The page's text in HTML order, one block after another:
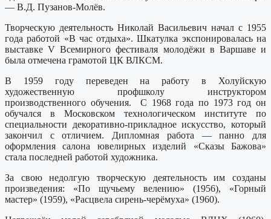
— В.Д. Пузанов-Молёв.
Творческую деятельность Николай Васильевич начал с 1955
года работой «В час отдыха». Шкатулка экспонировалась на
выставке V Всемирного фестиваля молодёжи в Варшаве и
была отмечена грамотой ЦК ВЛКСМ.
В 1959 году переведен на работу в Холуйскую
художественную профшколу инструктором
производственного обучения. С 1968 года по 1973 год он
обучался в Московском технологическом институте по
специальности декоративно-прикладное искусство, который
закончил с отличием. Дипломная работа — панно для
оформления салона ювелирных изделий «Сказы Бажова»
стала последней работой художника.
За свою недолгую творческую деятельность им созданы
произведения: «По щучьему велению» (1956), «Горный
мастер» (1959), «Расцвела сирень-черёмуха» (1960).